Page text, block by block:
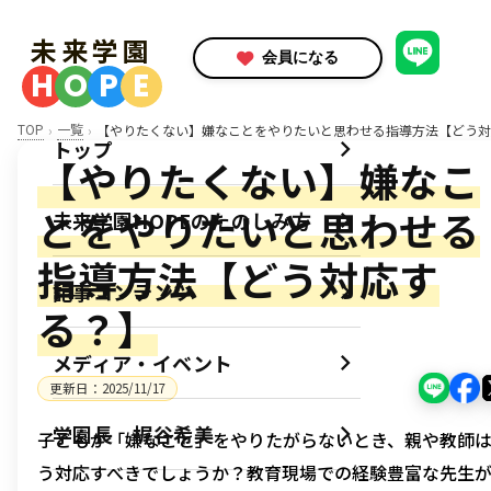
トップ
未来学園HOPEのたのしみ方
記事コンテンツ
メディア・イベント
学園長 梶谷希美
未来学園
H O P E
会員になる
TOP 一覧 【やりたくない】嫌なことをやりたいと思わせる指導方法【どう対
【やりたくない】嫌なこ
とをやりたいと思わせる
指導方法【どう対応す
る？】
更新日： 2025/11/17
子どもが「嫌なこと」をやりたがらないとき、親や教師
う対応すべきでしょうか？教育現場での経験豊富な先生が